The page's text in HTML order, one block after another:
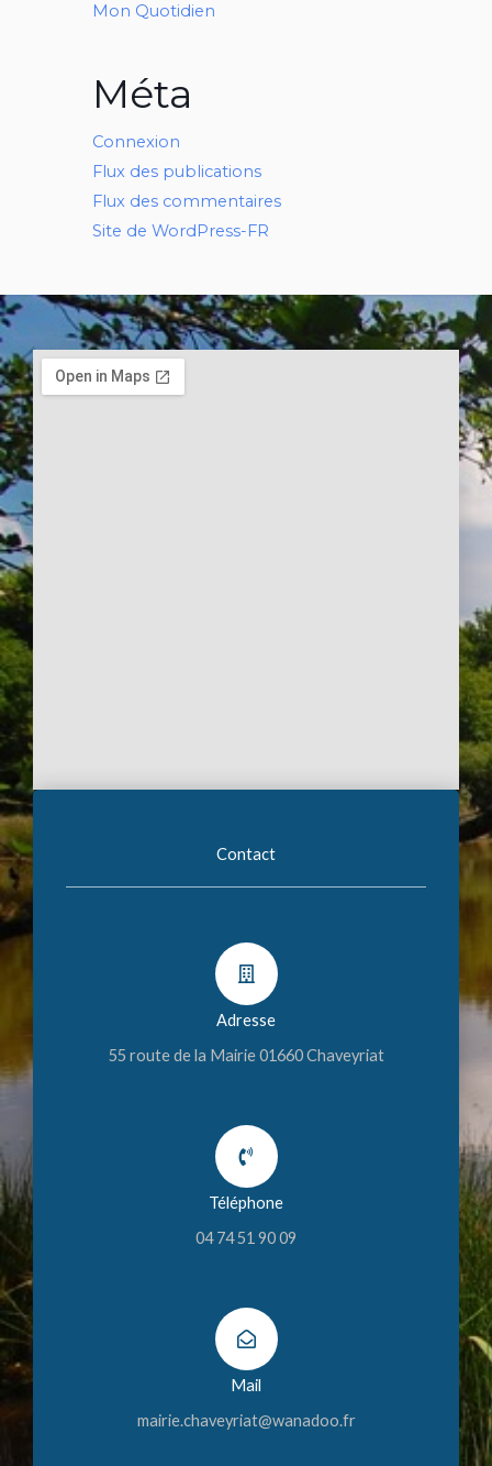
Mon Quotidien
Méta
Connexion
Flux des publications
Flux des commentaires
Site de WordPress-FR
Contact
Adresse
55 route de la Mairie 01660 Chaveyriat
Téléphone
04 74 51 90 09
Mail
mairie.chaveyriat@wanadoo.fr